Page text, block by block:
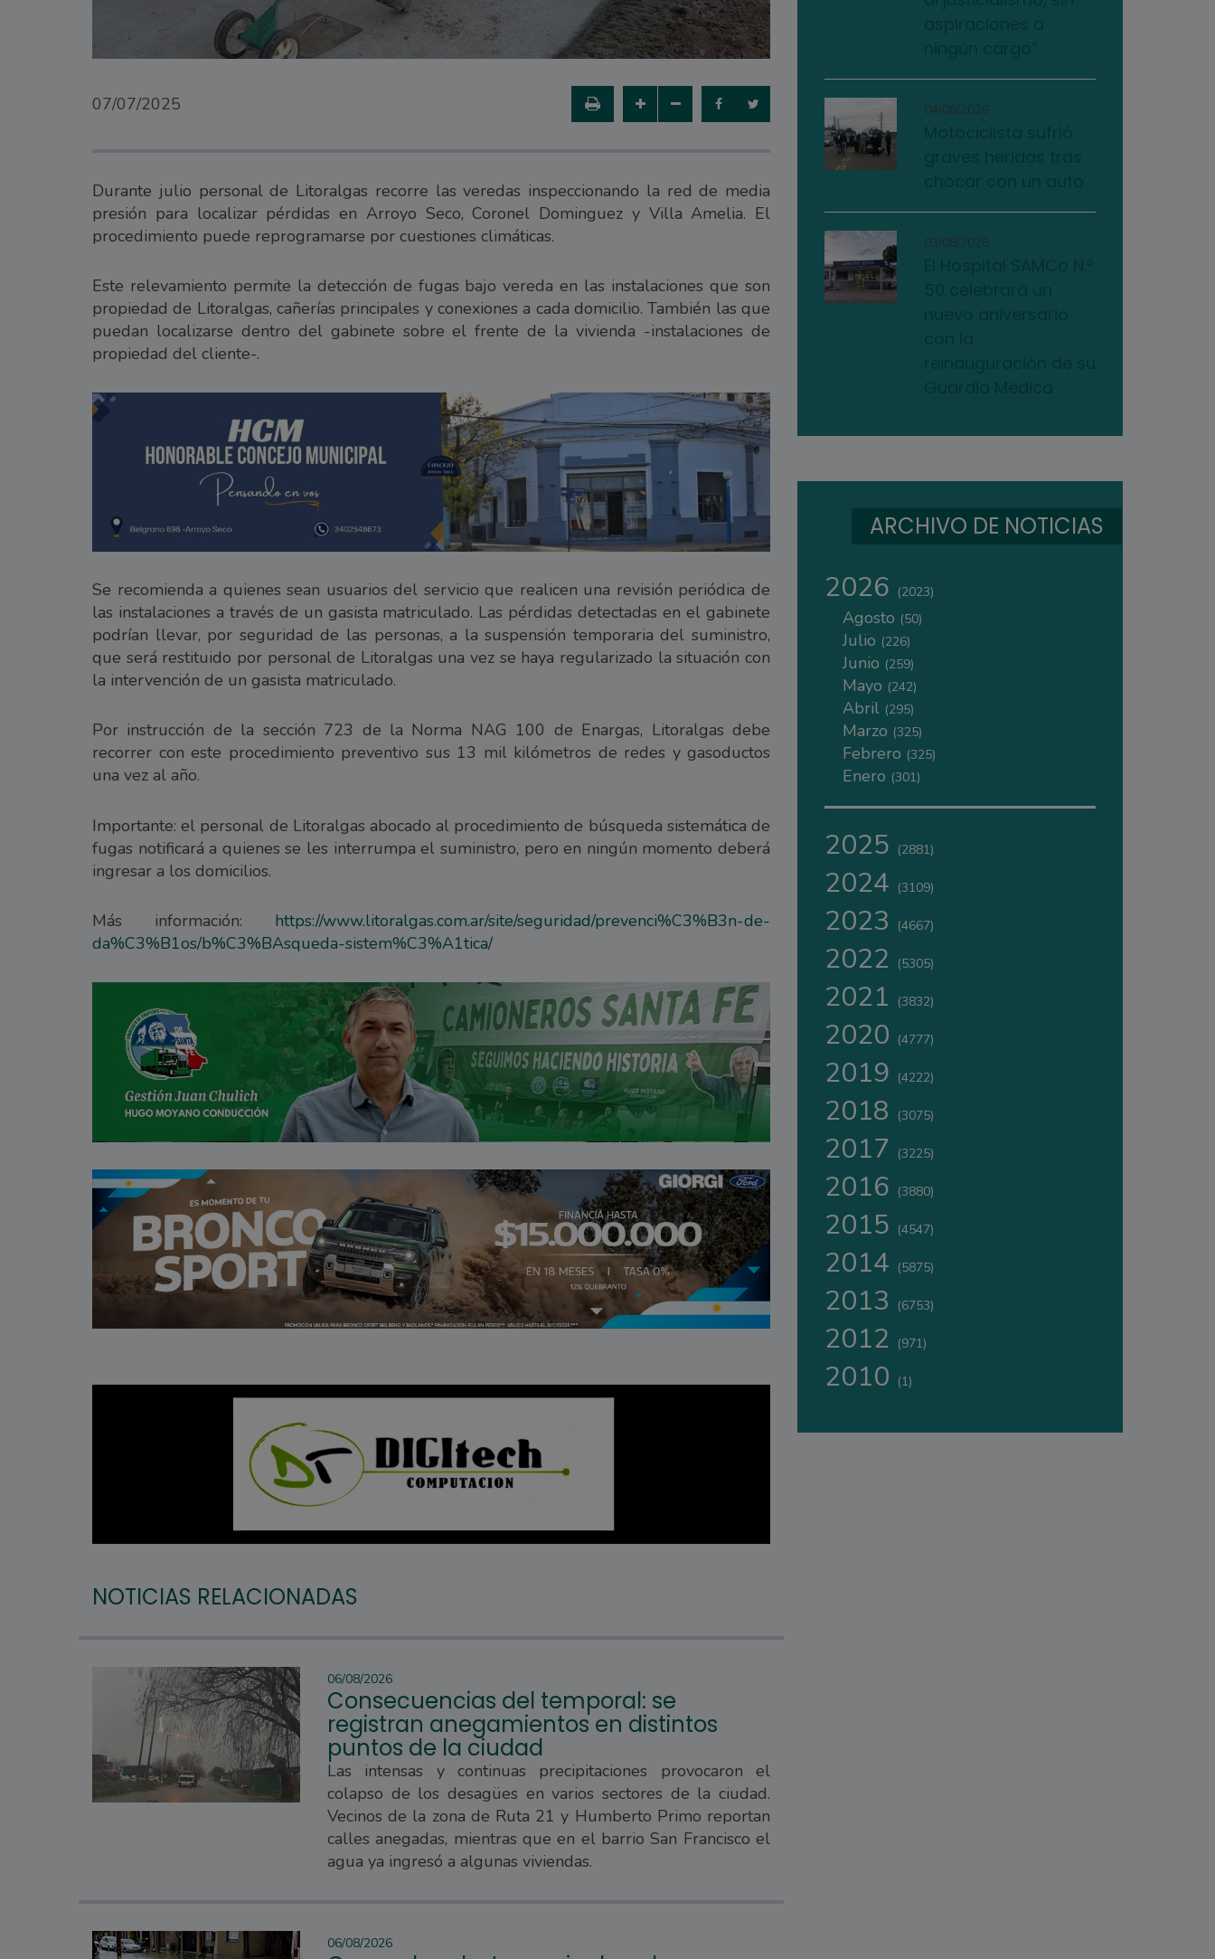
07/07/2025
Durante julio personal de Litoralgas recorre las veredas inspeccionando la red de media
presión para localizar pérdidas en Arroyo Seco, Coronel Dominguez y Villa Amelia. El
procedimiento puede reprogramarse por cuestiones climáticas.
Este relevamiento permite la detección de fugas bajo vereda en las instalaciones que son
propiedad de Litoralgas, cañerías principales y conexiones a cada domicilio. También las que
puedan localizarse dentro del gabinete sobre el frente de la vivienda -instalaciones de
propiedad del cliente-.
Se recomienda a quienes sean usuarios del servicio que realicen una revisión periódica de
las instalaciones a través de un gasista matriculado. Las pérdidas detectadas en el gabinete
podrían llevar, por seguridad de las personas, a la suspensión temporaria del suministro,
que será restituido por personal de Litoralgas una vez se haya regularizado la situación con
la intervención de un gasista matriculado.
Por instrucción de la sección 723 de la Norma NAG 100 de Enargas, Litoralgas debe
recorrer con este procedimiento preventivo sus 13 mil kilómetros de redes y gasoductos
una vez al año.
Importante: el personal de Litoralgas abocado al procedimiento de búsqueda sistemática de
fugas notificará a quienes se les interrumpa el suministro, pero en ningún momento deberá
ingresar a los domicilios.
Más información: https://www.litoralgas.com.ar/site/seguridad/prevenci%C3%B3n-de-
da%C3%B1os/b%C3%BAsqueda-sistem%C3%A1tica/
NOTICIAS RELACIONADAS
06/08/2026
Consecuencias del temporal: se
registran anegamientos en distintos
puntos de la ciudad
Las intensas y continuas precipitaciones provocaron el
colapso de los desagües en varios sectores de la ciudad.
Vecinos de la zona de Ruta 21 y Humberto Primo reportan
calles anegadas, mientras que en el barrio San Francisco el
agua ya ingresó a algunas viviendas.
06/08/2026
04/08/2026
03/08/2026
ARCHIVO DE NOTICIAS
2026 (2023)
Agosto (50)
Julio (226)
Junio (259)
Mayo (242)
Abril (295)
Marzo (325)
Febrero (325)
Enero (301)
2025 (2881)
2024 (3109)
2023 (4667)
2022 (5305)
2021 (3832)
2020 (4777)
2019 (4222)
2018 (3075)
2017 (3225)
2016 (3880)
2015 (4547)
2014 (5875)
2013 (6753)
2012 (971)
2010 (1)